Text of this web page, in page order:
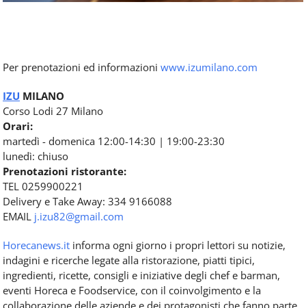
Per prenotazioni ed informazioni www.izumilano.com
IZU MILANO
Corso Lodi 27 Milano
Orari:
martedì - domenica 12:00-14:30 | 19:00-23:30
lunedì: chiuso
Prenotazioni ristorante:
TEL 0259900221
Delivery e Take Away: 334 9166088
EMAIL j.izu82@gmail.com
Horecanews.it informa ogni giorno i propri lettori su notizie,
indagini e ricerche legate alla ristorazione, piatti tipici,
ingredienti, ricette, consigli e iniziative degli chef e barman,
eventi Horeca e Foodservice, con il coinvolgimento e la